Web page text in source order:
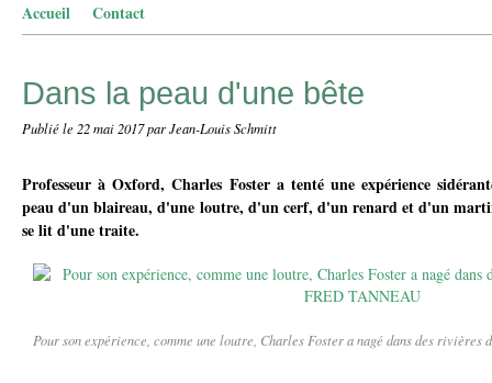
Accueil Contact
Dans la peau d'une bête
Publié le 22 mai 2017par Jean-Louis Schmitt
Professeur à Oxford, Charles Foster a tenté une expérience
peau d'un blaireau, d'une loutre, d'un cerf, d'un renard et d'un
se lit d'une traite.
Pour son expérience, comme une loutre, Charles Foster a nagé dans des